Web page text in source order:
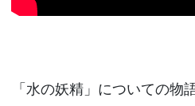
「水の妖精」についての物